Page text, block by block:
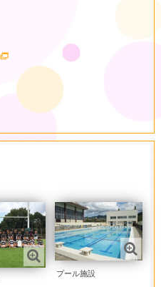
プール施設